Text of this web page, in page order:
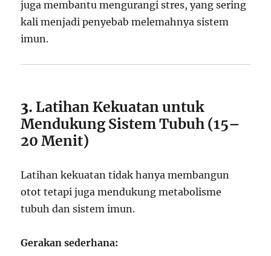
juga membantu mengurangi stres, yang sering
kali menjadi penyebab melemahnya sistem
imun.
3. Latihan Kekuatan untuk
Mendukung Sistem Tubuh (15–
20 Menit)
Latihan kekuatan tidak hanya membangun
otot tetapi juga mendukung metabolisme
tubuh dan sistem imun.
Gerakan sederhana: